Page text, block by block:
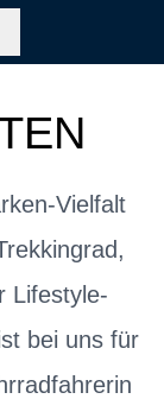
Vielfalt
Lifestyle-
bei uns für